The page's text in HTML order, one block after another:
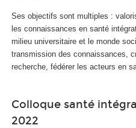
Ses objectifs sont multiples :
les connaissances en santé
milieu universitaire et le monde
transmission des connaissances,
recherche, fédérer les acteurs en
Colloque santé
2022